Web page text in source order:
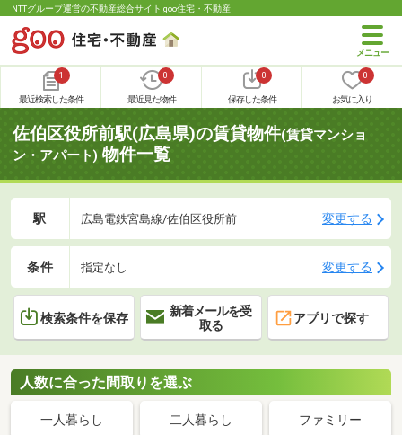
NTTグループ運営の不動産総合サイト goo住宅・不動産
1
最近検索した条件
0
最近見た物件
0
保存した条件
0
お気に入り
佐伯区役所前駅(広島県)の賃貸物件(賃貸マンショ
ン・アパート) 物件一覧
駅 広島電鉄宮島線/佐伯区役所前 変更する
条件 指定なし 変更する
検索条件を保存
新着メールを受
取る
アプリで探す
人数に合った間取りを選ぶ
一人暮らし 二人暮らし ファミリー